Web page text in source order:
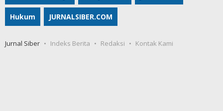
Hukum JURNALSIBER.COM
Jurnal Siber Indeks Berita Redaksi Kontak Kami